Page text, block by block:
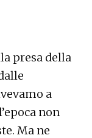
presa della
a
non
Ma ne